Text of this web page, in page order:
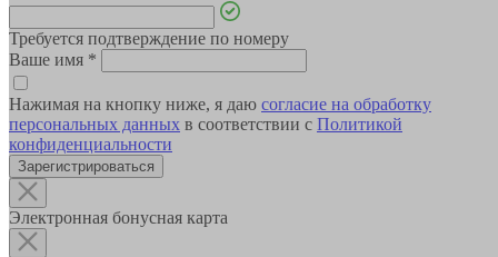
Требуется подтверждение по номеру
Ваше имя *
Нажимая на кнопку ниже, я даю согласие на обработку
персональных данных в соответствии с Политикой
конфиденциальности
Зарегистрироваться
Электронная бонусная карта